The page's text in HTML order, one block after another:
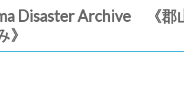
Disaster Archive 《郡